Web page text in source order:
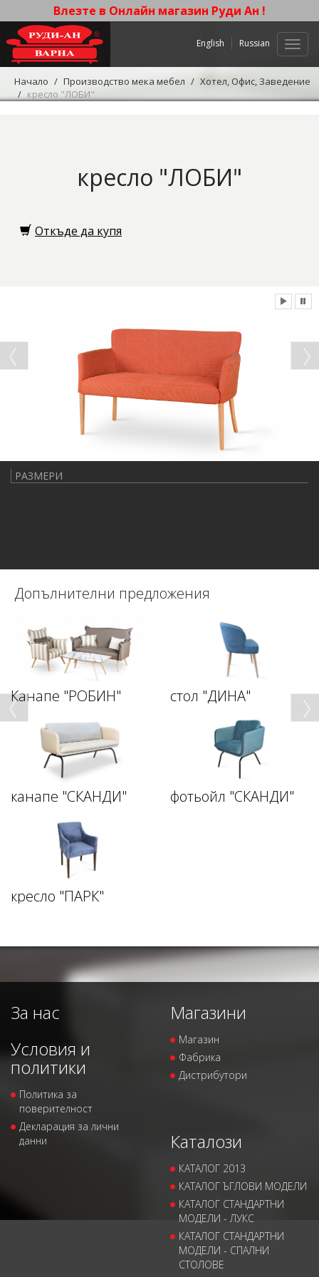
Влезте в Онлайн магазин Руди Ан !
English Russian
Начало Производство мека мебел
Хотел, Офис, Заведение
кресло "ЛОБИ"
кресло "ЛОБИ"
Откъде да купя
РАЗМЕРИ
Допълнителни предложения
Канапе "РОБИН" стол "ДИНА"
канапе "СКАНДИ" фотьойл "СКАНДИ"
кресло "ПАРК"
За нас
Условия и
политики
Политика за
поверителност
Декларация за лични
данни
Магазини
Магазин
Фабрика
Дистрибутори
Каталози
КАТАЛОГ 2013
КАТАЛОГ ЪГЛОВИ МОДЕЛИ
КАТАЛОГ СТАНДАРТНИ
МОДЕЛИ - ЛУКС
КАТАЛОГ СТАНДАРТНИ
МОДЕЛИ - СПАЛНИ
СТОЛОВЕ